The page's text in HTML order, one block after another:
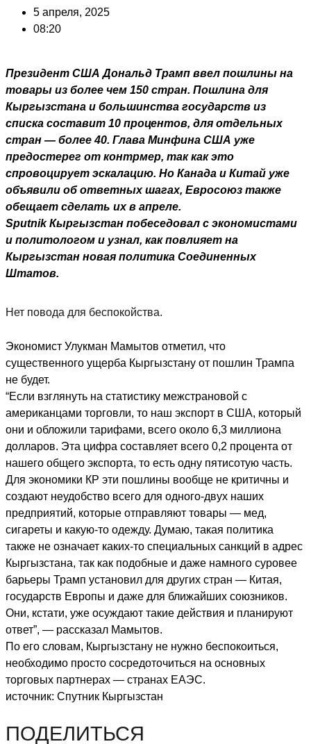
5 апреля, 2025
08:20
Президент США Дональд Трамп ввел пошлины на
товары из более чем 150 стран. Пошлина для
Кыргызстана и большинства государств из
списка составит 10 процентов, для отдельных
стран — более 40. Глава Минфина США уже
предостерег от контрмер, так как это
спровоцирует эскалацию. Но Канада и Китай уже
объявили об ответных шагах, Евросоюз также
обещает сделать их в апреле.
Sputnik Кыргызстан побеседовал с экономистами
и политологом и узнал, как повлияет на
Кыргызстан новая политика Соединенных
Штатов.
Нет повода для беспокойства.
Экономист Улукман Мамытов отметил, что
существенного ущерба Кыргызстану от пошлин Трампа
не будет.
“Если взглянуть на статистику межстрановой с
американцами торговли, то наш экспорт в США, который
они и обложили тарифами, всего около 6,3 миллиона
долларов. Эта цифра составляет всего 0,2 процента от
нашего общего экспорта, то есть одну пятисотую часть.
Для экономики КР эти пошлины вообще не критичны и
создают неудобство всего для одного-двух наших
предприятий, которые отправляют товары — мед,
сигареты и какую-то одежду. Думаю, такая политика
также не означает каких-то специальных санкций в адрес
Кыргызстана, так как подобные и даже намного суровее
барьеры Трамп установил для других стран — Китая,
государств Европы и даже для ближайших союзников.
Они, кстати, уже осуждают такие действия и планируют
ответ”, — рассказал Мамытов.
По его словам, Кыргызстану не нужно беспокоиться,
необходимо просто сосредоточиться на основных
торговых партнерах — странах ЕАЭС.
источник: Спутник Кыргызстан
ПОДЕЛИТЬСЯ